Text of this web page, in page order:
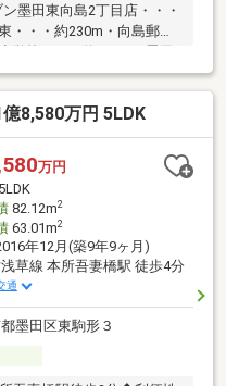
墨田東向島2丁目店・・・
・・・約230m・向島郵便
詳細はお気軽に担当の砂子
い～※写真撮影日2026年3
8,580万円 5LDK
万円
5LDK
82.12m2
63.01m2
年12月(築9年9ヶ月)
草線 本所吾妻橋駅 徒歩4分
通
墨田区東駒形３